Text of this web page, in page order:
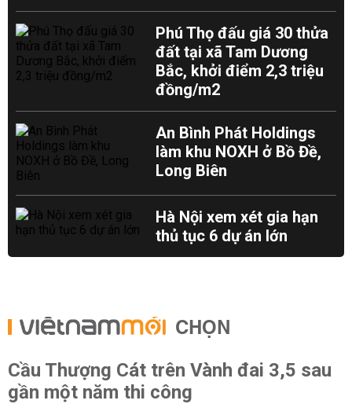
Phú Thọ đấu giá 30 thửa
đất tại xã Tam Dương
Bắc, khởi điểm 2,3 triệu
đồng/m2
An Bình Phát Holdings
làm khu NOXH ở Bồ Đề,
Long Biên
Hà Nội xem xét gia hạn
thủ tục 6 dự án lớn
CHỌN
Cầu Thượng Cát trên Vành đai 3,5 sau
gần một năm thi công